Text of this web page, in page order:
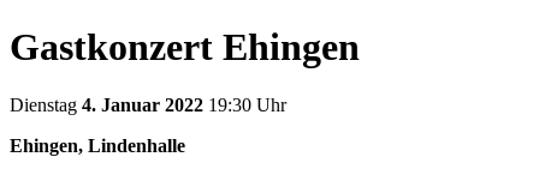
Gastkonzert Ehingen
Dienstag 4. Januar 2022 19:30 Uhr
Ehingen, Lindenhalle